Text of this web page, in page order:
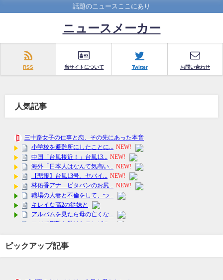
話題のニュースここにあり
ニュースメーカー
RSS 当サイトについて Twitter お問い合わせ
人気記事
ピックアップ記事